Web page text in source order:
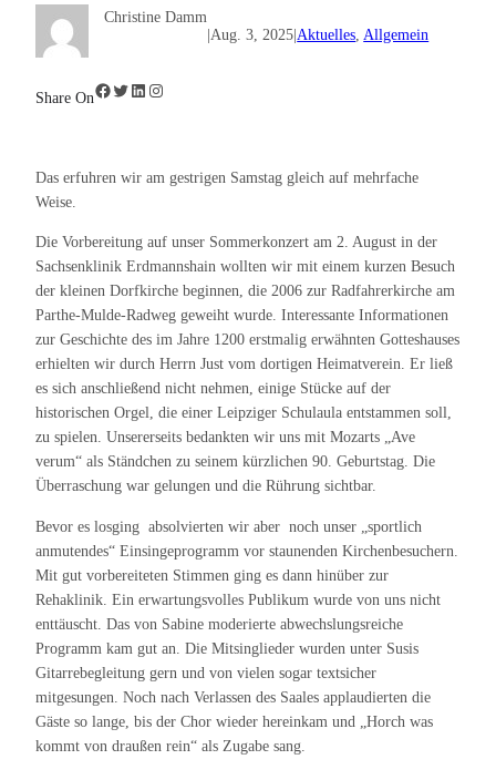
Christine Damm
|Aug. 3, 2025|Aktuelles Allgemein
Share OnFacebook
Twitter
LinkedIn
Instagram
Das erfuhren wir am gestrigen Samstag gleich auf mehrfache
Weise.
Die Vorbereitung auf unser Sommerkonzert am 2. August in der
Sachsenklinik Erdmannshain wollten wir mit einem kurzen Besuch
der kleinen Dorfkirche beginnen, die 2006 zur Radfahrerkirche am
Parthe-Mulde-Radweg geweiht wurde. Interessante Informationen
zur Geschichte des im Jahre 1200 erstmalig erwähnten Gotteshauses
erhielten wir durch Herrn Just vom dortigen Heimatverein. Er ließ
es sich anschließend nicht nehmen, einige Stücke auf der
historischen Orgel, die einer Leipziger Schulaula entstammen soll,
zu spielen. Unsererseits bedankten wir uns mit Mozarts „Ave
verum“ als Ständchen zu seinem kürzlichen 90. Geburtstag. Die
Überraschung war gelungen und die Rührung sichtbar.
Bevor es losging absolvierten wir aber noch unser „sportlich
anmutendes“ Einsingeprogramm vor staunenden Kirchenbesuchern.
Mit gut vorbereiteten Stimmen ging es dann hinüber zur
Rehaklinik. Ein erwartungsvolles Publikum wurde von uns nicht
enttäuscht. Das von Sabine moderierte abwechslungsreiche
Programm kam gut an. Die Mitsinglieder wurden unter Susis
Gitarrebegleitung gern und von vielen sogar textsicher
mitgesungen. Noch nach Verlassen des Saales applaudierten die
Gäste so lange, bis der Chor wieder hereinkam und „Horch was
kommt von draußen rein“ als Zugabe sang.